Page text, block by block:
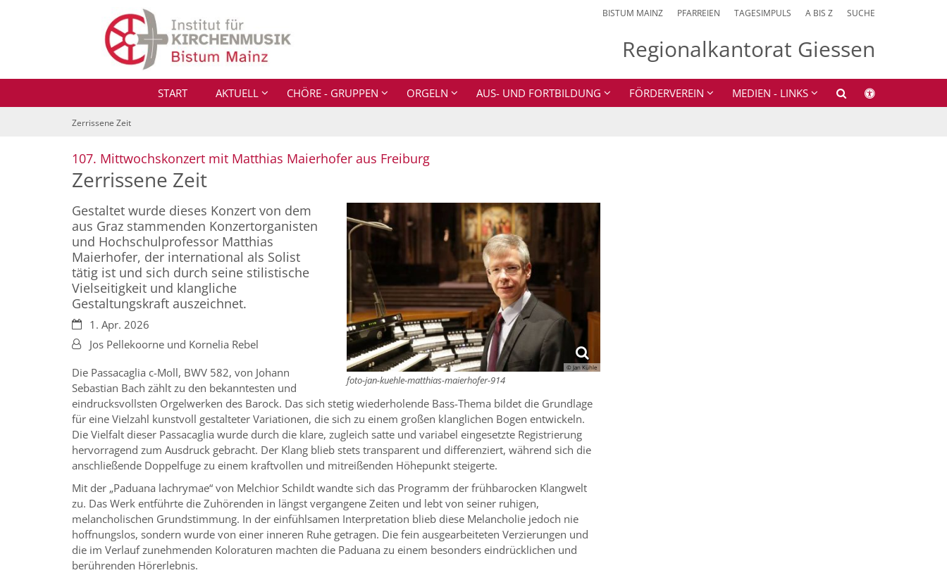
BISTUM MAINZ PFARREIEN TAGESIMPULS A BIS Z SUCHE
Regionalkantorat Giessen
START AKTUELL CHÖRE - GRUPPEN ORGELN AUS- UND FORTBILDUNG FÖRDERVEREIN MEDIEN - LINKS
Zerrissene Zeit
107. Mittwochskonzert mit Matthias Maierhofer aus Freiburg:
Zerrissene Zeit
© Jan Kühle
foto-jan-kuehle-matthias-maierhofer-914
Gestaltet wurde dieses Konzert von dem
aus Graz stammenden Konzertorganisten
und Hochschulprofessor Matthias
Maierhofer, der international als Solist
tätig ist und sich durch seine stilistische
Vielseitigkeit und klangliche
Gestaltungskraft auszeichnet.
Datum:1. Apr. 2026
Von:Jos Pellekoorne und Kornelia Rebel
Die Passacaglia c-Moll, BWV 582, von Johann
Sebastian Bach zählt zu den bekanntesten und
eindrucksvollsten Orgelwerken des Barock. Das sich stetig wiederholende Bass-Thema bildet die Grundlage
für eine Vielzahl kunstvoll gestalteter Variationen, die sich zu einem großen klanglichen Bogen entwickeln.
Die Vielfalt dieser Passacaglia wurde durch die klare, zugleich satte und variabel eingesetzte Registrierung
hervorragend zum Ausdruck gebracht. Der Klang blieb stets transparent und differenziert, während sich die
anschließende Doppelfuge zu einem kraftvollen und mitreißenden Höhepunkt steigerte.
Mit der „Paduana lachrymae“ von Melchior Schildt wandte sich das Programm der frühbarocken Klangwelt
zu. Das Werk entführte die Zuhörenden in längst vergangene Zeiten und lebt von seiner ruhigen,
melancholischen Grundstimmung. In der einfühlsamen Interpretation blieb diese Melancholie jedoch nie
hoffnungslos, sondern wurde von einer inneren Ruhe getragen. Die fein ausgearbeiteten Verzierungen und
die im Verlauf zunehmenden Koloraturen machten die Paduana zu einem besonders eindrücklichen und
berührenden Hörerlebnis.